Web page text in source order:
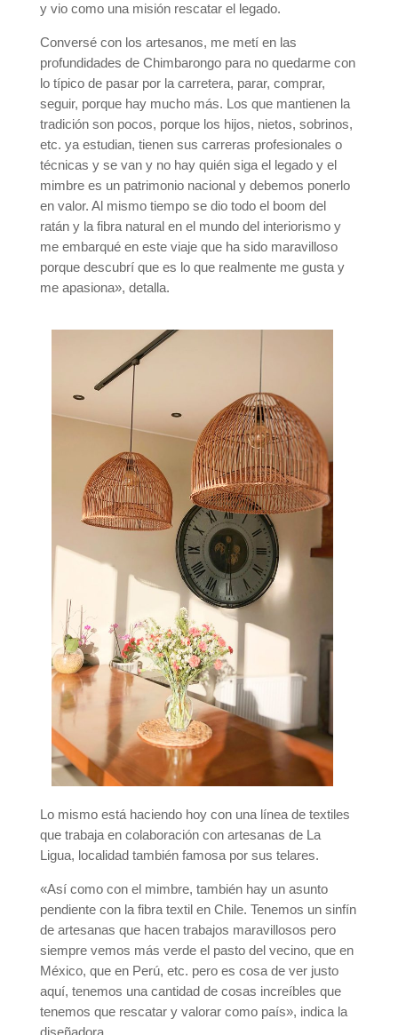
y vio como una misión rescatar el legado.
Conversé con los artesanos, me metí en las
profundidades de Chimbarongo para no quedarme con
lo típico de pasar por la carretera, parar, comprar,
seguir, porque hay mucho más. Los que mantienen la
tradición son pocos, porque los hijos, nietos, sobrinos,
etc. ya estudian, tienen sus carreras profesionales o
técnicas y se van y no hay quién siga el legado y el
mimbre es un patrimonio nacional y debemos ponerlo
en valor. Al mismo tiempo se dio todo el boom del
ratán y la fibra natural en el mundo del interiorismo y
me embarqué en este viaje que ha sido maravilloso
porque descubrí que es lo que realmente me gusta y
me apasiona», detalla.
Lo mismo está haciendo hoy con una línea de textiles
que trabaja en colaboración con artesanas de La
Ligua, localidad también famosa por sus telares.
«Así como con el mimbre, también hay un asunto
pendiente con la fibra textil en Chile. Tenemos un sinfín
de artesanas que hacen trabajos maravillosos pero
siempre vemos más verde el pasto del vecino, que en
México, que en Perú, etc. pero es cosa de ver justo
aquí, tenemos una cantidad de cosas increíbles que
tenemos que rescatar y valorar como país», indica la
diseñadora.